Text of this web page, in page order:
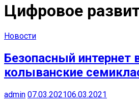
Цифровое
Новости
Безопасный интернет
колыванские
admin 07.03.202106.03.2021